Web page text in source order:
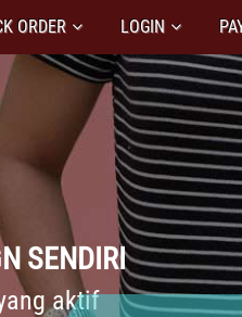
ORDER LOGIN
SENDIRI
aktif